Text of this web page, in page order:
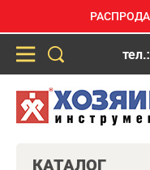
КАТАЛОГ